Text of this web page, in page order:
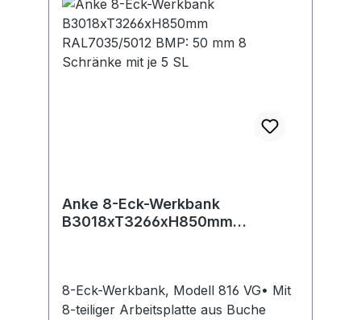
Anke 8-Eck-Werkbank
B3018xT3266xH850mm
8-Eck-Werkbank, Modell 816 VG• Mit
8-teiliger Arbeitsplatte aus Buche